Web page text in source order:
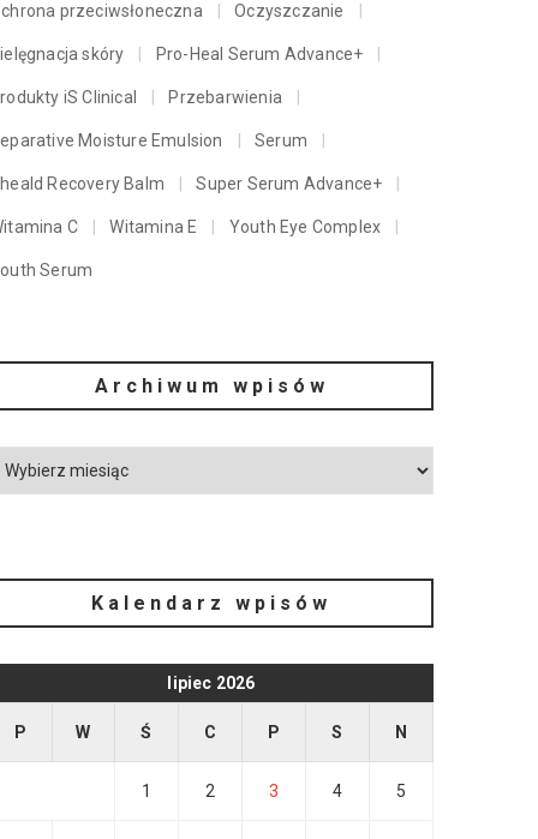
przeciwsłoneczna Oczyszczanie
skóry Pro-Heal Serum Advance+
iS Clinical Przebarwienia
Moisture Emulsion Serum
Recovery Balm Super Serum Advance+
C Witamina E Youth Eye Complex
Serum
Archiwum wpisów
Kalendarz wpisów
lipiec 2026
P W Ś C P S N
1 2 3 4 5